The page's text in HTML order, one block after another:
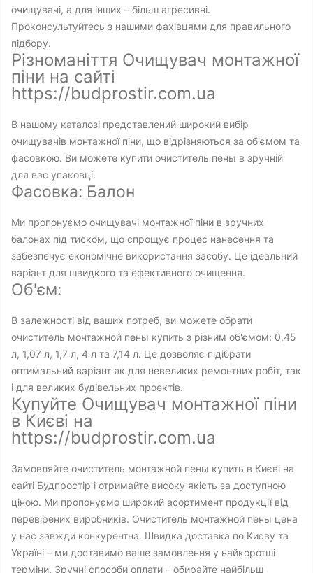
очищувачі, а для інших – більш агресивні.
Проконсультуйтесь з нашими фахівцями для правильного
підбору.
Різноманіття Очищувач монтажної
піни на сайті
https://budprostir.com.ua
В нашому каталозі представлений широкий вибір
очищувачів монтажної піни, що відрізняються за об'ємом та
фасовкою. Ви можете купити очиститель пены в зручній
для вас упаковці.
Фасовка: Балон
Ми пропонуємо очищувачі монтажної піни в зручних
балонах під тиском, що спрощує процес нанесення та
забезпечує економічне використання засобу. Це ідеальний
варіант для швидкого та ефективного очищення.
Об'єм:
В залежності від ваших потреб, ви можете обрати
очиститель монтажной пены купить з різним об'ємом: 0,45
л, 1,07 л, 1,7 л, 4 л та 7,14 л. Це дозволяє підібрати
оптимальний варіант як для невеликих ремонтних робіт, так
і для великих будівельних проектів.
Купуйте Очищувач монтажної піни
в Києві на
https://budprostir.com.ua
Замовляйте очиститель монтажной пены купить в Києві на
сайті Будпростір і отримайте високу якість за доступною
ціною. Ми пропонуємо широкий асортимент продукції від
перевірених виробників. Очиститель монтажной пены цена
у нас завжди конкурентна. Швидка доставка по Києву та
Україні – ми доставимо ваше замовлення у найкоротші
терміни. Зручні способи оплати – обирайте найбільш